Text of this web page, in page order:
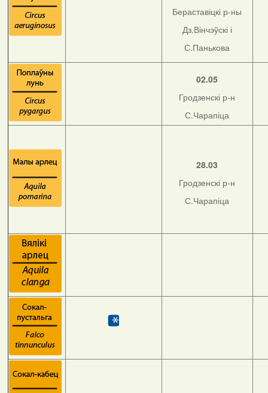
Бераставіцкі р-ны
Дз.Вінчэўскі і
С.Панькова
02.05
Гродзенскі р-н
С.Чарапіца
28.03
Гродзенскі р-н
С.Чарапіца